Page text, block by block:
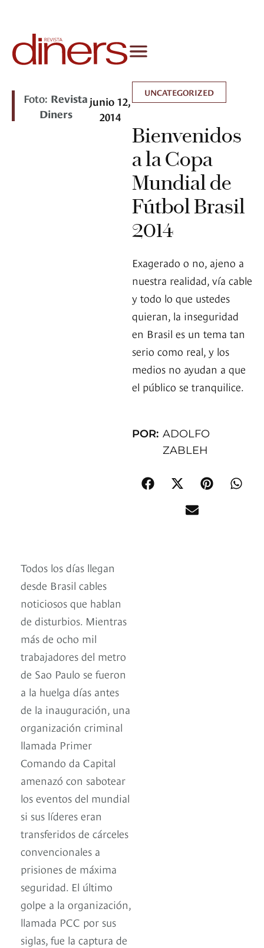
Foto: Revista
Diners
junio 12,
2014
UNCATEGORIZED
Bienvenidos
a la Copa
Mundial de
Fútbol Brasil
2014
Exagerado o no, ajeno a
nuestra realidad, vía cable
y todo lo que ustedes
quieran, la inseguridad
en Brasil es un tema tan
serio como real, y los
medios no ayudan a que
el público se tranquilice.
POR: ADOLFO
ZABLEH
Todos los días llegan
desde Brasil cables
noticiosos que hablan
de disturbios. Mientras
más de ocho mil
trabajadores del metro
de Sao Paulo se fueron
a la huelga días antes
de la inauguración, una
organización criminal
llamada Primer
Comando da Capital
amenazó con sabotear
los eventos del mundial
si sus líderes eran
transferidos de cárceles
convencionales a
prisiones de máxima
seguridad. El último
golpe a la organización,
llamada PCC por sus
siglas, fue la captura de